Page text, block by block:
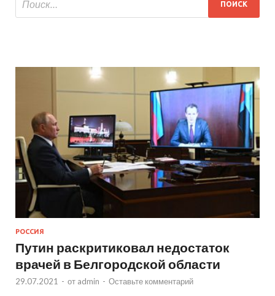
РОССИЯ
Путин раскритиковал недостаток
врачей в Белгородской области
29.07.2021 - от admin - Оставьте комментарий